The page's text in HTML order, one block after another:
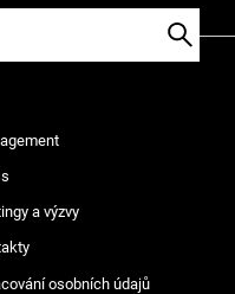
a výzvy
osobních údajů